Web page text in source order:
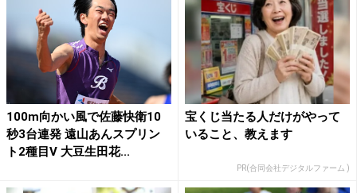
100m向かい風で佐藤快衛10
秒3台連発 遠山あんスプリン
ト2種目V 大豆生田花...
宝くじ当たる人だけがやって
いること、教えます
PR(合同会社デジタルファーム )